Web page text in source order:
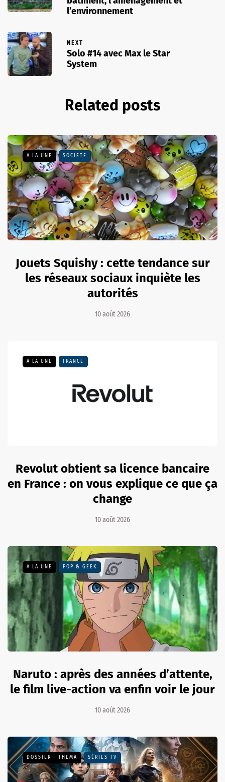
l’environnement
NEXT
Solo #14 avec Max le Star
System
Related posts
A LA UNE SOCIÉTÉ
Jouets Squishy : cette tendance sur
les réseaux sociaux inquiète les
autorités
10 août 2026
A LA UNE FRANCE
Revolut obtient sa licence bancaire
en France : on vous explique ce que ça
change
10 août 2026
A LA UNE POP & GEEK
Naruto : après des années d’attente,
le film live-action va enfin voir le jour
10 août 2026
DOSSIER - THEMA SÉRIES TV